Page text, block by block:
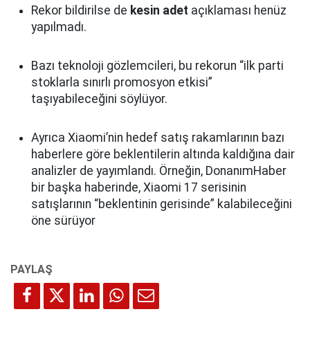
Rekor bildirilse de kesin adet açıklaması henüz
yapılmadı.
Bazı teknoloji gözlemcileri, bu rekorun “ilk parti
stoklarla sınırlı promosyon etkisi”
taşıyabileceğini söylüyor.
Ayrıca Xiaomi’nin hedef satış rakamlarının bazı
haberlere göre beklentilerin altında kaldığına dair
analizler de yayımlandı. Örneğin, DonanımHaber
bir başka haberinde, Xiaomi 17 serisinin
satışlarının “beklentinin gerisinde” kalabileceğini
öne sürüyor